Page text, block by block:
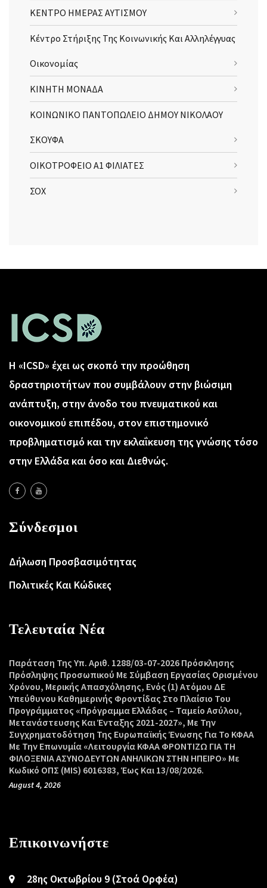
ΚΕΝΤΡΟ ΗΜΕΡΑΣ ΑΥΤΙΣΜΟΥ
Κέντρο Στήριξης Της Κοινωνικής Και Αλληλέγγυας
Οικονομίας
ΚΙΝΗΤΗ ΜΟΝΑΔΑ
ΚΟΙΝΩΝΙΚΟ ΠΑΝΤΟΠΩΛΕΙΟ ΔΗΜΟΥ ΝΙΚΟΛΑΟΥ
ΣΚΟΥΦΑ
ΟΙΚΟΤΡΟΦΕΙΟ Α1 ΦΙΛΙΑΤΕΣ
ΣΟΧ
Η «ICSD» έχει ως σκοπό την προώθηση
δραστηριοτήτων που συμβάλουν στην βιώσιμη
ανάπτυξη, στην άνοδο του πνευματικού και
οικονομικού επιπέδου, στον επιστημονικό
προβληματισμό και την εκλαΐκευση της γνώσης τόσο
στην Ελλάδα και όσο και Διεθνώς.
Σύνδεσμοι
Δήλωση Προσβασιμότητας
Πολιτικές Και Κώδικες
Τελευταία Νέα
Παράταση Της Υπ. Αριθ. 1288/03-07-2026 Πρόσκλησης
Πρόσληψης Προσωπικού Με Σύμβαση Εργασίας Ορισμένου
Χρόνου, Μερικής Απασχόλησης, Ενός (1) Ατόμου ΔΕ
Υπεύθυνου Καθημερινής Φροντίδας Στο Πλαίσιο Του
Προγράμματος «Πρόγραμμα Ελλάδας – Ταμείο Ασύλου,
Μετανάστευσης Και Ένταξης 2021-2027», Με Την
Συγχρηματοδότηση Της Ευρωπαϊκής Ένωσης Για Το ΚΦΑΑ
Με Την Επωνυμία «Λειτουργία ΚΦΑΑ ΦΡΟΝΤΙΖΩ ΓΙΑ ΤΗ
ΦΙΛΟΞΕΝΙΑ ΑΣΥΝΟΔΕΥΤΩΝ ΑΝΗΛΙΚΩΝ ΣΤΗΝ ΗΠΕΙΡΟ» Με
Κωδικό ΟΠΣ (MIS) 6016383, Έως Και 13/08/2026.
August 4, 2026
Επικοινωνήστε
28ης Οκτωβρίου 9 (Στοά Ορφέα)